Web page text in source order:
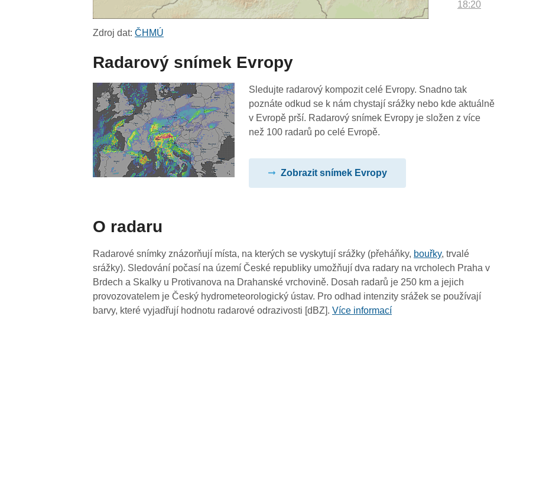
18:20
17:20
17:10
17:00
15:20
15:10
15:00
14:50
Zdroj dat:ČHMÚ
Radarový snímek Evropy
Sledujte radarový kompozit celé Evropy. Snadno tak
poznáte odkud se k nám chystají srážky nebo kde aktuálně
v Evropě prší. Radarový snímek Evropy je složen z více
než 100 radarů po celé Evropě.
Zobrazit snímek Evropy
O radaru
Radarové snímky znázorňují místa, na kterých se vyskytují srážky (přeháňky, bouřky, trvalé
srážky). Sledování počasí na území České republiky umožňují dva radary na vrcholech Praha v
Brdech a Skalky u Protivanova na Drahanské vrchovině. Dosah radarů je 250 km a jejich
provozovatelem je Český hydrometeorologický ústav. Pro odhad intenzity srážek se používají
barvy, které vyjadřují hodnotu radarové odrazivosti [dBZ].Více informací